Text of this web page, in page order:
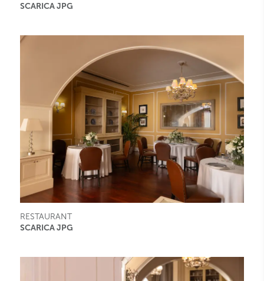
SCARICA JPG
RESTAURANT
SCARICA JPG